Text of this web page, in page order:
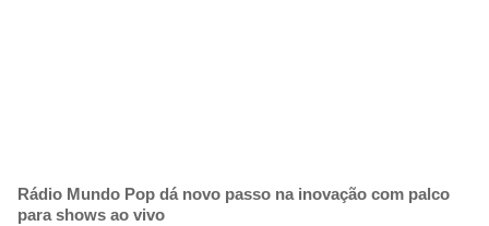
Rádio Mundo Pop dá novo passo na inovação com palco
para shows ao vivo